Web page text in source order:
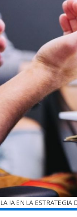
LA IA EN LA ESTRATEGIA